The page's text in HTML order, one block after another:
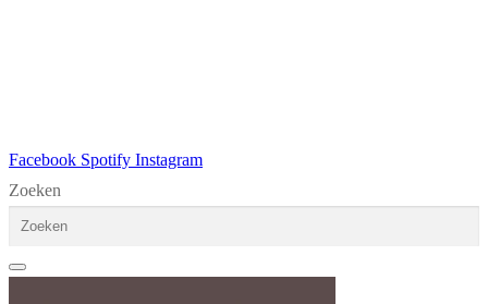
Facebook Spotify Instagram
Zoeken